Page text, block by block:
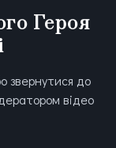
Героя
звернутися до
відео